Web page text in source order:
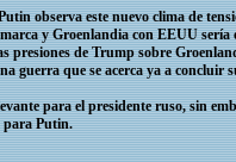
observa este nuevo clima de
y Groenlandia con EEUU sería
presiones de Trump sobre
guerra que se acerca ya a concluir
para el presidente ruso, sin
Putin.